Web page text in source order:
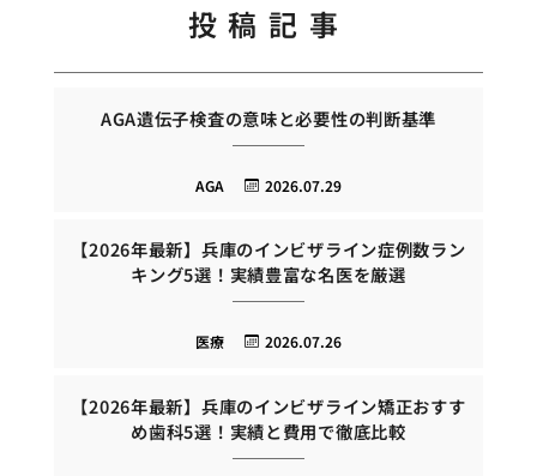
投稿記事
AGA遺伝子検査の意味と必要性の判断基準
2026.07.29
AGA
【2026年最新】兵庫のインビザライン症例数ラン
キング5選！実績豊富な名医を厳選
2026.07.26
医療
【2026年最新】兵庫のインビザライン矯正おすす
め歯科5選！実績と費用で徹底比較